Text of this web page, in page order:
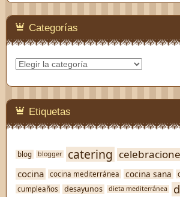
Categorías
Categorías
Etiquetas
blog blogger catering
cocina cocina mediterránea cocina sana
cumpleaños desayunos dieta mediterránea